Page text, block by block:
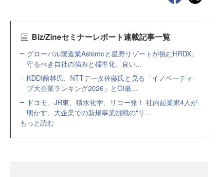
Biz/Zineセミナーレポート連載記事一覧
グローバル製造業Astemoと星野リゾートが挑むHRDX。
守るべき自社の強みと標準化、良い...
KDDI館林氏、NTTデータ佐藤氏と見る「イノベーティ
ブ大企業ランキング2026」とOI最...
ドコモ、JR東、積水化学、リコー発！ 社内起業家4人が
明かす、大企業での新規事業挑戦の“リ...
もっと読む